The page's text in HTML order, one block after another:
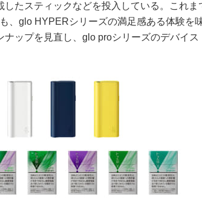
したスティックなどを投入している。これま
、glo HYPERシリーズの満足感ある体験を
ナップを見直し、glo proシリーズのデバイス